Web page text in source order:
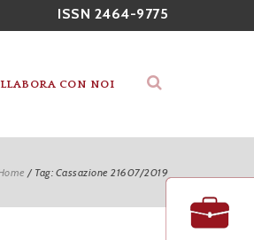
ISSN 2464-9775
CON NOI
/ Tag: Cassazione 21607/2019